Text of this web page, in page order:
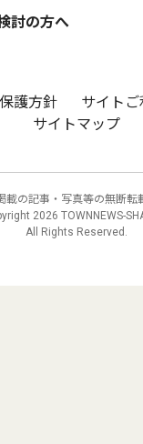
討の方へ
護方針
サイト
サイトマップ
載の記事・写真等の無断転
2026 TOWNNEWS-
All Rights Reserved.